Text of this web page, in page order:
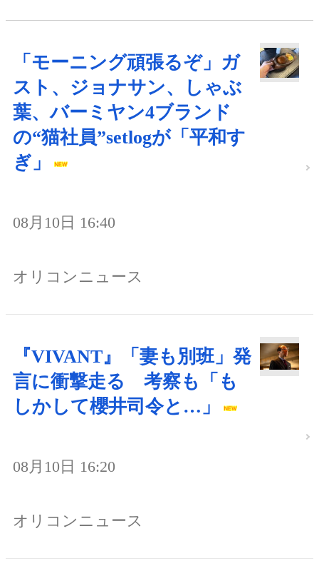
「モーニング頑張るぞ」ガ
スト、ジョナサン、しゃぶ
葉、バーミヤン4ブランド
の“猫社員”setlogが「平和す
ぎ」
08月10日 16:40
オリコンニュース
『VIVANT』「妻も別班」発
言に衝撃走る 考察も「も
しかして櫻井司令と…」
08月10日 16:20
オリコンニュース